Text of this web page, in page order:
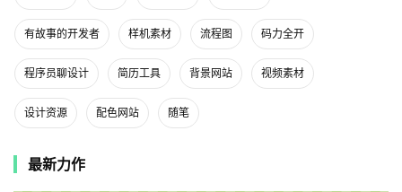
有故事的开发者 样机素材 流程图 码力全开
程序员聊设计 简历工具 背景网站 视频素材
设计资源 配色网站 随笔
最新力作